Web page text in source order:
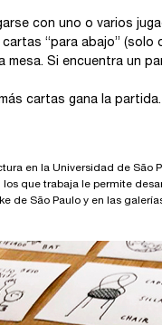
con uno o varios
“para abajo” (solo
mesa. Si encuentra un
cartas gana la partida.
en la Universidad de São
que trabaja le permite
de São Paulo y en las